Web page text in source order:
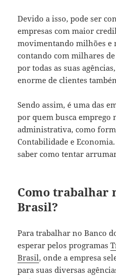
Devido a isso, pode ser
empresas com maior
movimentando milhões e
contando com milhares
por todas as suas
enorme de clientes
Sendo assim, é uma das
por quem busca emprego
administrativa, como
Contabilidade e
saber como tentar
Como trabalhar
Brasil?
Para trabalhar no Banco
esperar pelos programas
Brasil, onde a empresa
para suas diversas